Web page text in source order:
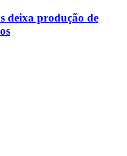
deixa produção de